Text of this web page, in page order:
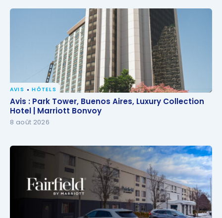
Avis : Park Tower, Buenos Aires, Luxury Collection
Hotel | Marriott Bonvoy
AVIS HÔTELS
Avis : Park Tower, Buenos Aires, Luxury Collection
Hotel | Marriott Bonvoy
8 août 2026